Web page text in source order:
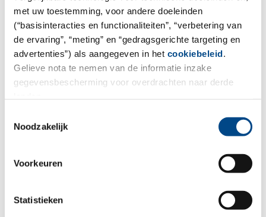
met uw toestemming, voor andere doeleinden
(“basisinteracties en functionaliteiten”, “verbetering van
de ervaring”, “meting” en “gedragsgerichte targeting en
advertenties”) als aangegeven in het cookiebeleid.
Gelieve nota te nemen van de informatie inzake
gegevensbescherming voor overdrachten naar derde
Noodzakelijk
Voorkeuren
Statistieken
For more than 30 years, we have been offering
individual analysis services and related activities. In
addition to the highest quality of our work, something
else has distinguished us since the beginning:
Motivated and competent employees.
time in the company's history, we employ more than
Europe and worldwide partnerships, GBA Group is well
on its way to become one of the leading laboratory